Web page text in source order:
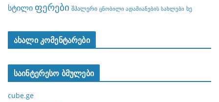
სტილი ფერები შპალერი ცნობილი ადამიანების სახლები ხე
ახალი კომენტარები
საინტერესო ბმულები
cube.ge